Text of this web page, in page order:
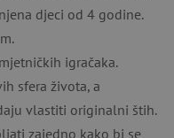
djeci od 4 godine.
igračaka.
sfera života, a
vlastiti originalni štih.
zajedno kako bi se